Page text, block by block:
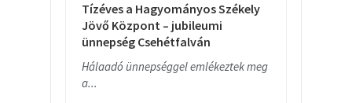
Tízéves a Hagyományos Székely
Jövő Központ – jubileumi
ünnepség Csehétfalván
Hálaadó ünnepséggel emlékeztek meg
a...